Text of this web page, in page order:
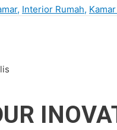
, Interior Rumah,